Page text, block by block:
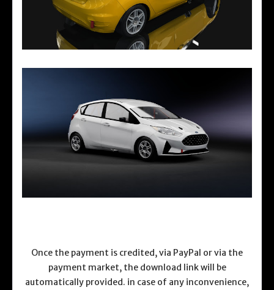
Once the payment is credited, via PayPal or via the
payment market, the download link will be
automatically provided. in case of any inconvenience,